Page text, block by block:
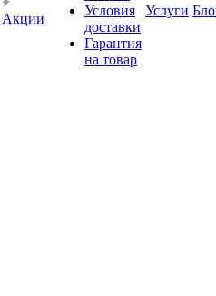
Акции
Условия
доставки
Гарантия
на товар
Услуги